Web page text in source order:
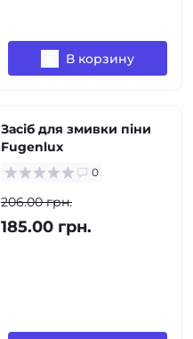
В корзину
Засіб для змивки піни
Fugenlux
0
206.00 грн.
185.00 грн.